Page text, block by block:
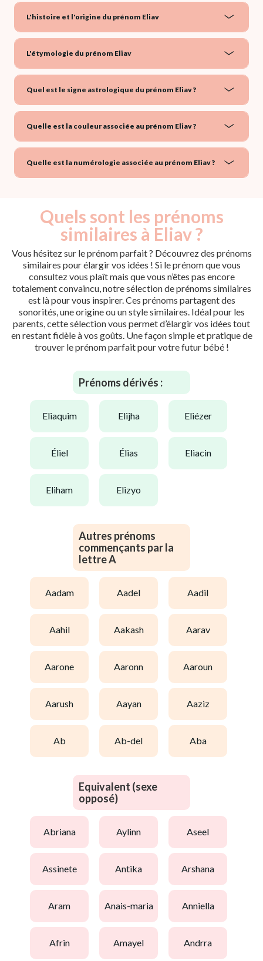
L'histoire et l'origine du prénom Eliav
L'étymologie du prénom Eliav
Quel est le signe astrologique du prénom Eliav ?
Quelle est la couleur associée au prénom Eliav ?
Quelle est la numérologie associée au prénom Eliav ?
Quels sont les prénoms
similaires à Eliav ?
Vous hésitez sur le prénom parfait ? Découvrez des prénoms
similaires pour élargir vos idées ! Si le prénom que vous
consultez vous plaît mais que vous n’êtes pas encore
totalement convaincu, notre sélection de prénoms similaires
est là pour vous inspirer. Ces prénoms partagent des
sonorités, une origine ou un style similaires. Idéal pour les
parents, cette sélection vous permet d’élargir vos idées tout
en restant fidèle à vos goûts. Une façon simple et pratique de
trouver le prénom parfait pour votre futur bébé !
Prénoms dérivés :
eliaquim elijha eliézer
éliel élias eliacin
eliham elizyo
Autres prénoms
commençants par la
lettre A
aadam aadel aadil
aahil aakash aarav
aarone aaronn aaroun
aarush aayan aaziz
ab ab-del aba
Equivalent (sexe
opposé)
abriana aylinn aseel
assinete antika arshana
aram anais-maria anniella
afrin amayel andrra